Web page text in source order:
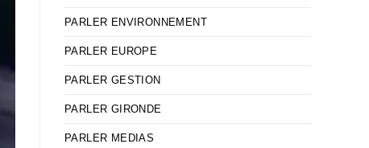
PARLER ENVIRONNEMENT
PARLER EUROPE
PARLER GESTION
PARLER GIRONDE
PARLER MEDIAS